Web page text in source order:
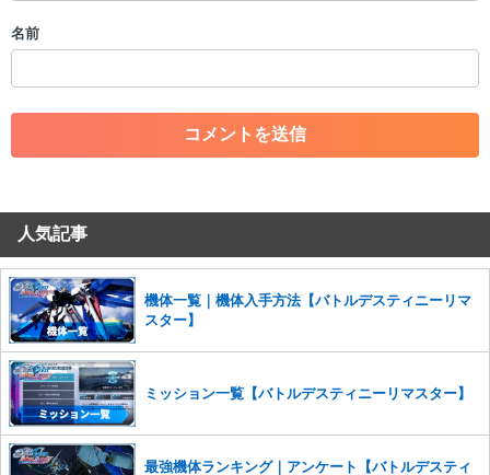
・一度削除された投稿を再び投稿すること
・アカウントの売買など金銭が絡む内容の投稿
・各ゲームのネタバレを含む内容の投稿
・その他、管理者が不適切と判断した投稿
コメントの削除を申請する
せていただきます。ご了承ください。
※一度削除したコメントは復元ができませんのでご注意くだ
さい。
また、過度な利用規約の違反や、弊社に損害の及ぶ内容の書き込みがあ
った場合は、法的措置をとらせていただく場合もございますので、あら
かじめご理解くださいませ。
名前
人気記事
機体一覧｜機体入手方法【バトルデスティニーリマ
スター】
ミッション一覧【バトルデスティニーリマスター】
最強機体ランキング｜アンケート【バトルデスティ